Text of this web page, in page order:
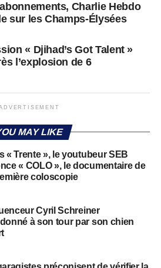
Charlie Hebdo
sur les Champs-Élysées
« Djihad’s Got Talent »
l’explosion de 6
MAY LIKE
« Trente », le youtubeur SEB
« COLO », le documentaire de
coloscopie
Cyril Schreiner
à son tour par son chien